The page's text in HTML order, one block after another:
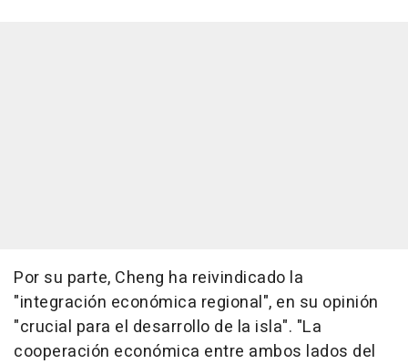
Por su parte, Cheng ha reivindicado la
"integración económica regional", en su opinión
"crucial para el desarrollo de la isla". "La
cooperación económica entre ambos lados del